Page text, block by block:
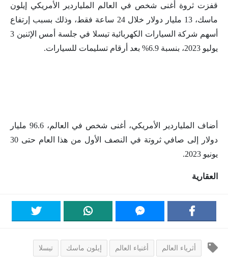
قفزت ثروة أغنى شخص في العالم الملياردير الأمريكي إيلون
ماسك، 13 مليار دولار خلال 24 ساعة فقط، وذلك بسبب إرتفاع
أسهم شركة السيارات الكهربائية تيسلا في جلسة أمس الإثنين 3
يوليو 2023، بنسبة 6.9% بعد أرقام تسليمات للسيارات.
أضاف الملياردير الأمريكي، أغنى شخص في العالم، 96.6 مليار
دولار إلى صافي ثروتة في النصف الأول من هذا العام حتى 30
يونيو 2023.
العقارية
أثرياء العالم أغنياء العالم إيلون ماسك تيسلا